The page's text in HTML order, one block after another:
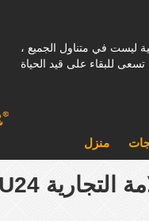
ليست في متناول الجميع ،
منزل